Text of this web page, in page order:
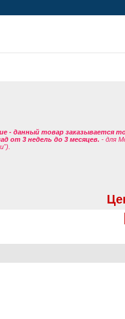
- данный товар заказывается
от 3 недель до 3 месяцев. - для